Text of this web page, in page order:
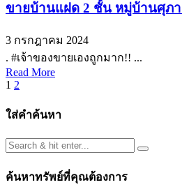
ขายบ้านแฝด 2 ชั้น หมู่บ้านศุภา
3 กรกฎาคม 2024
. #เจ้าของขายเองถูกมาก!! ...
Read More
Posts
pagination
1 2
ใส่คำค้นหา
ค้นหาทรัพย์ที่คุณต้องการ